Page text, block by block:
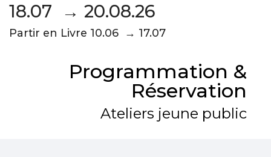
18.07 → 20.08.26
Partir en Livre 10.06 → 17.07
Programmation &
Réservation
Ateliers jeune public